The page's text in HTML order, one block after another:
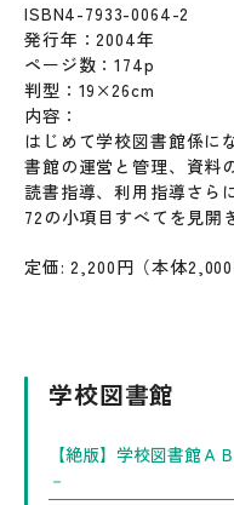
ISBN4-7933-0064-2
発行年：2004年
ページ数：174p
判型：19×26cm
内容：
はじめて学校図書館係に
書館の運営と管理、資料
読書指導、利用指導さら
72の小項目すべてを見開
定価: 2,200円（本体2,000
学校図書館
【絶版】学校図書館
－